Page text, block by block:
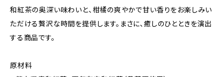
和紅茶の奥深い味わいと、柑橘の爽やかで甘い香りをお楽しみい
ただける贅沢な時間を提供します。まさに、癒しのひとときを演出
する商品です。
原材料